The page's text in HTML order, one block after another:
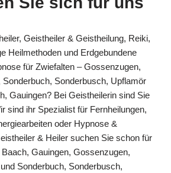
Geistheiler & Geistheilung, Reiki,
Heilmethoden und Erdgebundene
für Zwiefalten – Gossenzugen,
Sonderbusch, Upflamör
Gauingen? Bei Geistheilerin sind Sie
sind ihr Spezialist für Fernheilungen,
oder Hypnose &
& Heiler suchen Sie schon für
Gauingen, Gossenzugen,
Sonderbuch, Sonderbusch,